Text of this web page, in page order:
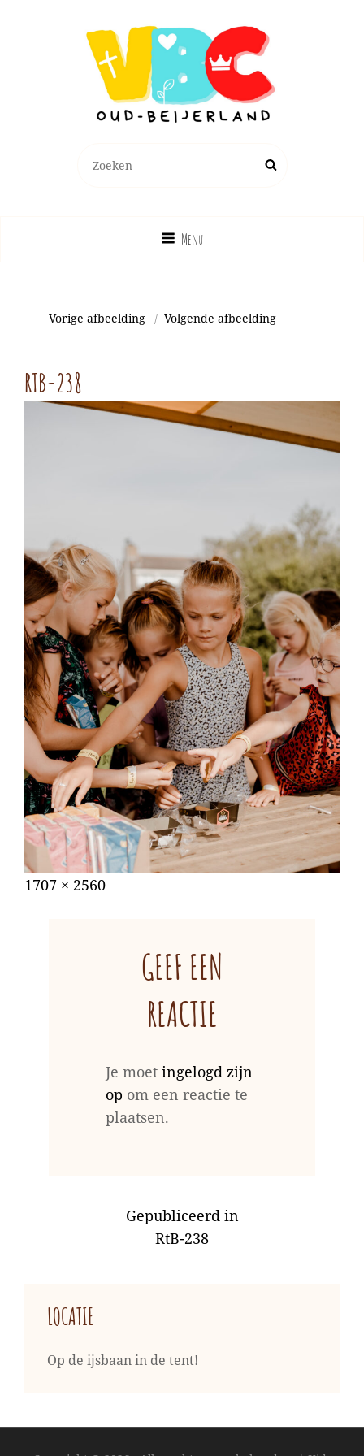
naar:
Zoek
Menu
Vorige afbeelding Volgende afbeelding
RTB-238
Gepubliceerd
augustus
Volledige
1707 × 2560
GEEF EEN
REACTIE
Je moet ingelogd zijn
op om een reactie te
plaatsen.
Gepubliceerd in
RtB-238
LOCATIE
Op de ijsbaan in de tent!